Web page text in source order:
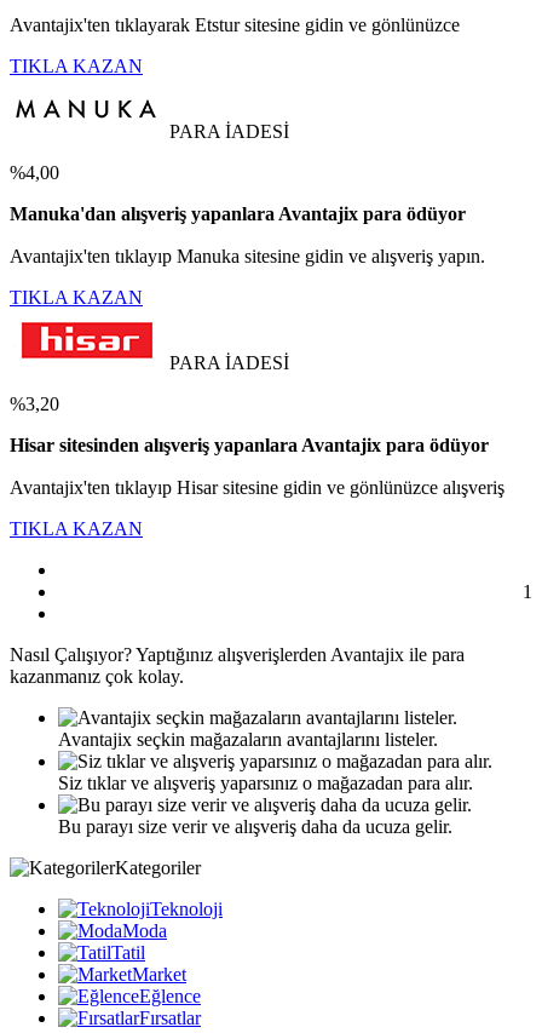
Avantajix'ten tıklayarak Etstur sitesine gidin ve gönlünüzce
TIKLA KAZAN
PARA İADESİ
%4,00
Manuka'dan alışveriş yapanlara Avantajix para ödüyor
Avantajix'ten tıklayıp Manuka sitesine gidin ve alışveriş yapın.
TIKLA KAZAN
PARA İADESİ
%3,20
Hisar sitesinden alışveriş yapanlara Avantajix para ödüyor
Avantajix'ten tıklayıp Hisar sitesine gidin ve gönlünüzce alışveriş
TIKLA KAZAN
1
Nasıl Çalışıyor?Yaptığınız alışverişlerden Avantajix ile para
kazanmanız çok kolay.
Avantajix seçkin mağazaların avantajlarını listeler.
Siz tıklar ve alışveriş yaparsınız o mağazadan para alır.
Bu parayı size verir ve alışveriş daha da ucuza gelir.
Kategoriler
Teknoloji
Moda
Tatil
Market
Eğlence
Fırsatlar